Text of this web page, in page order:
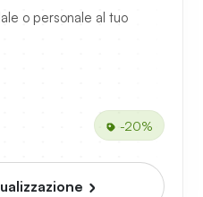
o personale al tuo
-20%